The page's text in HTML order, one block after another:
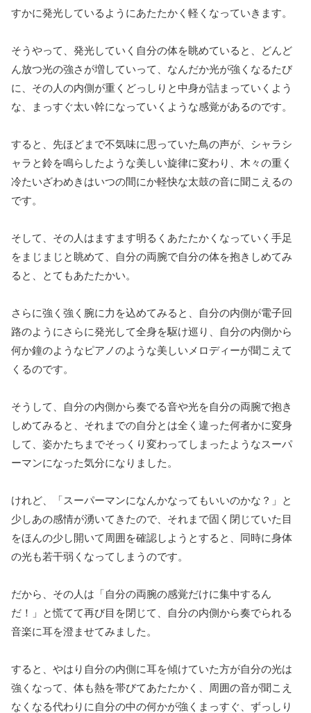
すかに発光しているようにあたたかく軽くなっていきます。
そうやって、発光していく自分の体を眺めていると、どんど
ん放つ光の強さが増していって、なんだか光が強くなるたび
に、その人の内側が重くどっしりと中身が詰まっていくよう
な、まっすぐ太い幹になっていくような感覚があるのです。
すると、先ほどまで不気味に思っていた鳥の声が、シャラシ
ャラと鈴を鳴らしたような美しい旋律に変わり、木々の重く
冷たいざわめきはいつの間にか軽快な太鼓の音に聞こえるの
です。
そして、その人はますます明るくあたたかくなっていく手足
をまじまじと眺めて、自分の両腕で自分の体を抱きしめてみ
ると、とてもあたたかい。
さらに強く強く腕に力を込めてみると、自分の内側が電子回
路のようにさらに発光して全身を駆け巡り、自分の内側から
何か鐘のようなピアノのような美しいメロディーが聞こえて
くるのです。
そうして、自分の内側から奏でる音や光を自分の両腕で抱き
しめてみると、それまでの自分とは全く違った何者かに変身
して、姿かたちまでそっくり変わってしまったようなスーパ
ーマンになった気分になりました。
けれど、「スーパーマンになんかなってもいいのかな？」と
少しあの感情が湧いてきたので、それまで固く閉じていた目
をほんの少し開いて周囲を確認しようとすると、同時に身体
の光も若干弱くなってしまうのです。
だから、その人は「自分の両腕の感覚だけに集中するん
だ！」と慌てて再び目を閉じて、自分の内側から奏でられる
音楽に耳を澄ませてみました。
すると、やはり自分の内側に耳を傾けていた方が自分の光は
強くなって、体も熱を帯びてあたたかく、周囲の音が聞こえ
なくなる代わりに自分の中の何かが強くまっすぐ、ずっしり